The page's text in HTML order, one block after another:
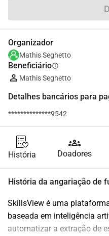
Organizador
Mathis Seghetto
Beneficiárioinfo
Mathis Seghetto
Detalhes bancários para
**************9542
História
groups
Doadores
História da angariação de
SkillsView é uma
baseada em inteligência
automatizar a extração de